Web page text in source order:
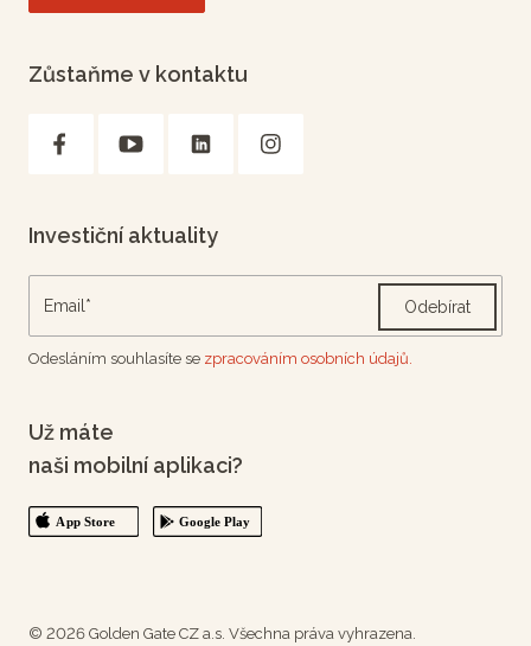
Zůstaňme v kontaktu
Investiční aktuality
Odebírat
Odesláním souhlasíte se zpracováním osobních údajů.
Už máte
naši mobilní aplikaci?
© 2026 Golden Gate CZ a.s. Všechna práva vyhrazena.